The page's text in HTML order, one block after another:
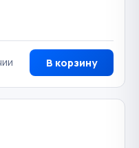
В корзину